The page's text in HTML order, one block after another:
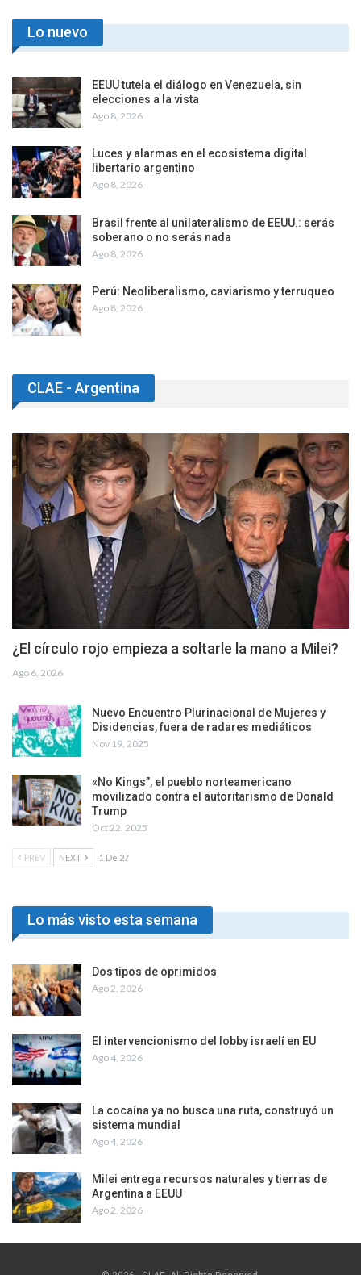
Lo nuevo
EEUU tutela el diálogo en Venezuela, sin
elecciones a la vista
Ago 8, 2026
Luces y alarmas en el ecosistema digital
libertario argentino
Ago 8, 2026
Brasil frente al unilateralismo de EEUU.: serás
soberano o no serás nada
Ago 8, 2026
Perú: Neoliberalismo, caviarismo y terruqueo
Ago 8, 2026
CLAE - Argentina
¿El círculo rojo empieza a soltarle la mano a Milei?
Ago 6, 2026
Nuevo Encuentro Plurinacional de Mujeres y
Disidencias, fuera de radares mediáticos
Nov 19, 2025
«No Kings”, el pueblo norteamericano
movilizado contra el autoritarismo de Donald
Trump
Oct 22, 2025
PREV NEXT 1 De 27
Lo más visto esta semana
Dos tipos de oprimidos
Ago 2, 2026
El intervencionismo del lobby israelí en EU
Ago 4, 2026
La cocaína ya no busca una ruta, construyó un
sistema mundial
Ago 4, 2026
Milei entrega recursos naturales y tierras de
Argentina a EEUU
Ago 2, 2026